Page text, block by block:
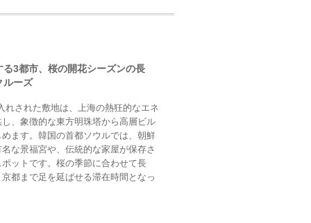
3都市、桜の開花シーズンの長
ルーズ
れされた敷地は、上海の熱狂的なエネ
、象徴的な東方明珠塔から高層ビル
ます。韓国の首都ソウルでは、朝鮮
な景福宮や、伝統的な家屋が保存さ
ットです。桜の季節に合わせて長
都まで足を延ばせる滞在時間となっ